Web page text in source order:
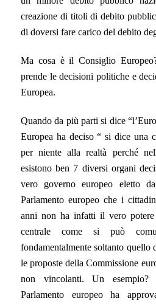
creazione di titoli di debito
di doversi fare carico del debito
Ma cosa è il Consiglio
prende le decisioni politiche e
Europea.
Quando da più parti si dice
Europea ha deciso “ si dice una
per niente alla realtà perché
esistono ben 7 diversi organi
vero governo europeo eletto
Parlamento europeo che i
anni non ha infatti il vero
centrale come si può
fondamentalmente soltanto quello
le proposte della Commissione
non vincolanti. Un
Parlamento europeo ha